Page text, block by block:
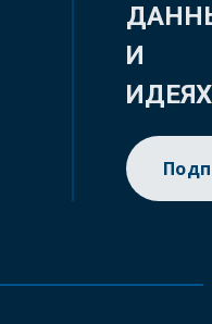
И
ИДЕЯХ